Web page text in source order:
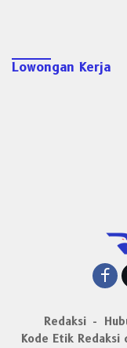
Lowongan Kerja
Redaksi
Kode Etik Redaksi